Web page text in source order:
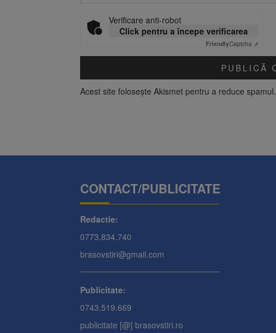
Verificare anti-robot
Click pentru a începe verificarea
FriendlyCaptcha ⇗
Acest site folosește Akismet pentru a reduce spamul.
CONTACT/PUBLICITATE
Redactie:
0773.834.740
brasovstiri@gmail.com
Publicitate:
0743.519.669
publicitate [@] brasovstiri.ro